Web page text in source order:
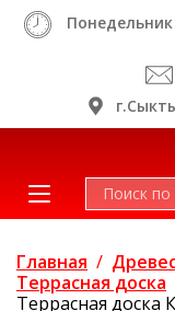
Главная /
Террасная доска
Террасная